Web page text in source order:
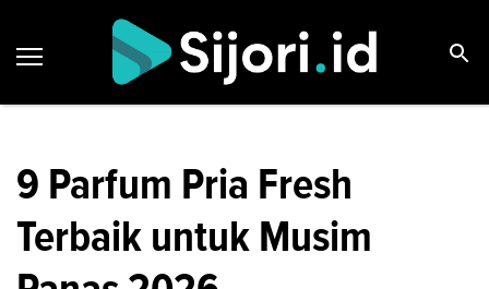
9 Parfum Pria Fresh
Terbaik untuk Musim